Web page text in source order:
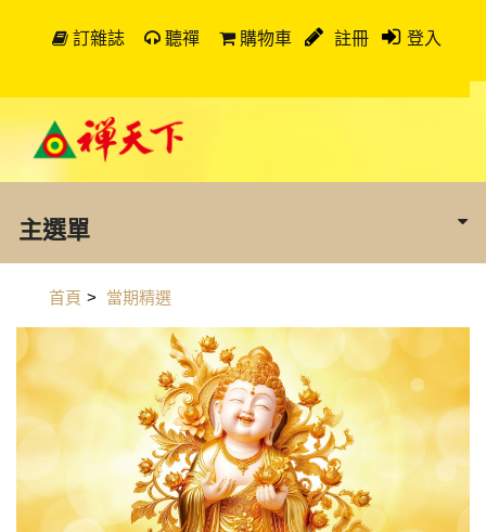
訂雜誌 聽禪 購物車 註冊 登入
主選單
首頁 > 當期精選